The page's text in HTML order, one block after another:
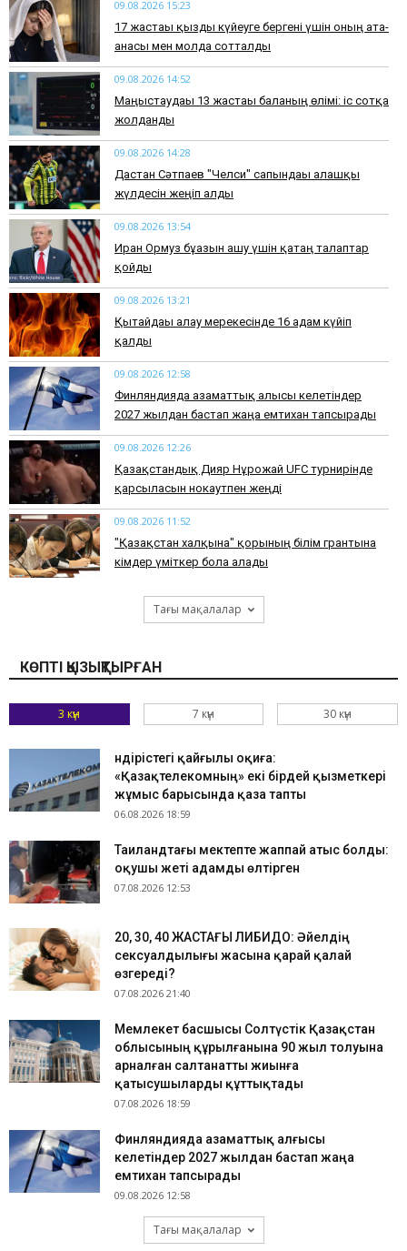
09.08.2026 15:23
17 жастағы қызды күйеуге бергені үшін оның ата-
анасы мен молда сотталды
09.08.2026 14:52
Маңғыстаудағы 13 жастағы баланың өлімі: іс сотқа
жолданды
09.08.2026 14:28
Дастан Сәтпаев "Челси" сапындағы алғашқы
жүлдесін жеңіп алды
09.08.2026 13:54
Иран Ормуз бұғазын ашу үшін қатаң талаптар
қойды
09.08.2026 13:21
Қытайдағы алау мерекесінде 16 адам күйіп
қалды
09.08.2026 12:58
Финляндияда азаматтық алғысы келетіндер
2027 жылдан бастап жаңа емтихан тапсырады
09.08.2026 12:26
Қазақстандық Дияр Нұрғожай UFC турнирінде
қарсыласын нокаутпен жеңді
09.08.2026 11:52
"Қазақстан халқына" қорының білім грантына
кімдер үміткер бола алады
Тағы мақалалар
КӨПТІ ҚЫЗЫҚТЫРҒАН
3 күн 7 күн 30 күн
Өндірістегі қайғылы оқиға:
«Қазақтелекомның» екі бірдей қызметкері
жұмыс барысында қаза тапты
06.08.2026 18:59
Таиландтағы мектепте жаппай атыс болды:
оқушы жеті адамды өлтірген
07.08.2026 12:53
​20, 30, 40 ЖАСТАҒЫ ЛИБИДО: Әйелдің
сексуалдылығы жасына қарай қалай
өзгереді?
07.08.2026 21:40
Мемлекет басшысы Солтүстік Қазақстан
облысының құрылғанына 90 жыл толуына
арналған салтанатты жиынға
қатысушыларды құттықтады
07.08.2026 18:59
Финляндияда азаматтық алғысы
келетіндер 2027 жылдан бастап жаңа
емтихан тапсырады
09.08.2026 12:58
Тағы мақалалар